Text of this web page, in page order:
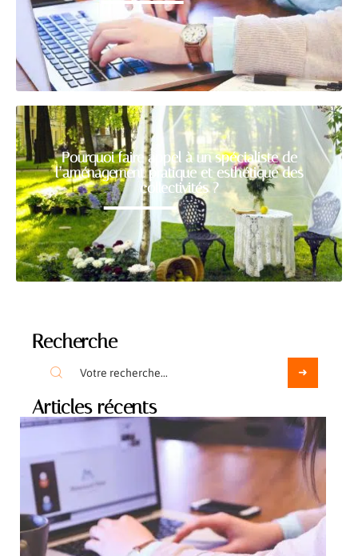
Pourquoi faire appel à un spécialiste de
l’aménagement pratique et esthétique des
collectivités ?
Recherche
Articles récents